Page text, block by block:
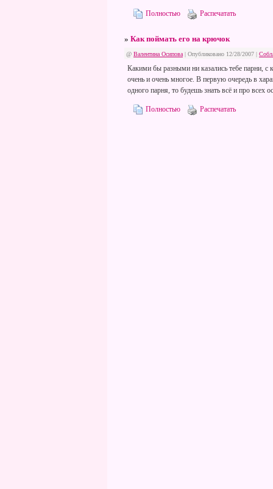
Полностью Распечатать
» Как поймать его на крючок
@ Валентина Осипова | Опубликовано 12/28/2007 |
Какими бы разными ни казались тебе парни, с
очень и очень многое. В первую очередь в
одного парня, то будешь знать всё и про всех
Полностью Распечатать